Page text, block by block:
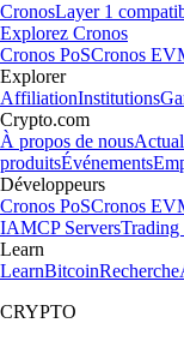
CronosLayer 1
Explorez Cronos
Cronos PoSCronos
Explorer
AffiliationInstitutions
Crypto.com
À propos de nous
produitsÉvénements
Développeurs
Cronos PoSCronos
IAMCP Servers
Learn
LearnBitcoinRecherche
CRYPTO